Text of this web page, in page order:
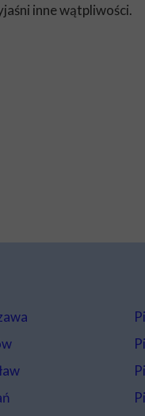
inne wątpliwości.